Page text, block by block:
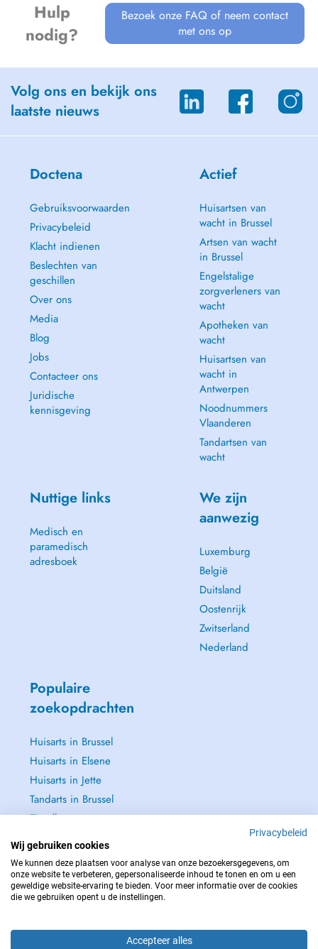
Hulp
nodig?
Bezoek onze FAQ of neem contact
met ons op
Volg ons en bekijk ons
laatste nieuws
Doctena
Gebruiksvoorwaarden
Privacybeleid
Klacht indienen
Beslechten van
geschillen
Over ons
Media
Blog
Jobs
Contacteer ons
Juridische
kennisgeving
Actief
Huisartsen van
wacht in Brussel
Artsen van wacht
in Brussel
Engelstalige
zorgverleners van
wacht
Apotheken van
wacht
Huisartsen van
wacht in
Antwerpen
Noodnummers
Vlaanderen
Tandartsen van
wacht
Nuttige links
Medisch en
paramedisch
adresboek
We zijn
aanwezig
Luxemburg
België
Duitsland
Oostenrijk
Zwitserland
Nederland
Populaire
zoekopdrachten
Huisarts in Brussel
Huisarts in Elsene
Huisarts in Jette
Tandarts in Brussel
Zie alle →
NEEM IN GEVAL VAN NOOD CONTACT OP MET : 112
Privacybeleid
Wij gebruiken cookies
We kunnen deze plaatsen voor analyse van onze bezoekersgegevens, om
onze website te verbeteren, gepersonaliseerde inhoud te tonen en om u een
geweldige website-ervaring te bieden. Voor meer informatie over de cookies
die we gebruiken opent u de instellingen.
Accepteer alles